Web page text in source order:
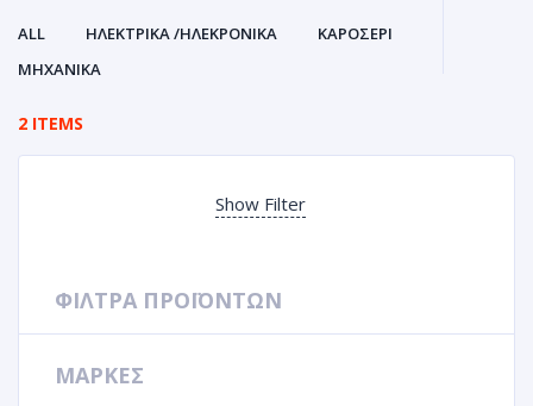
ALL ΗΛΕΚΤΡΙΚΑ /ΗΛΕΚΡΟΝΙΚΑ
ΚΑΡΟΣΕΡΙ
ΜΗΧΑΝΙΚΑ
2 ITEMS
Show Filter
ΦΙΛΤΡΑ ΠΡΟΪΟΝΤΩΝ
ΜΑΡΚΕΣ